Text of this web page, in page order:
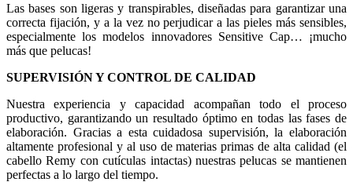
Las bases son ligeras y transpirables, diseñadas para garantizar una
correcta fijación, y a la vez no perjudicar a las pieles más sensibles,
especialmente los modelos innovadores Sensitive Cap… ¡mucho
más que pelucas!
SUPERVISIÓN Y CONTROL DE CALIDAD
Nuestra experiencia y capacidad acompañan todo el proceso
productivo, garantizando un resultado óptimo en todas las fases de
elaboración. Gracias a esta cuidadosa supervisión, la elaboración
altamente profesional y al uso de materias primas de alta calidad (el
cabello Remy con cutículas intactas) nuestras pelucas se mantienen
perfectas a lo largo del tiempo.